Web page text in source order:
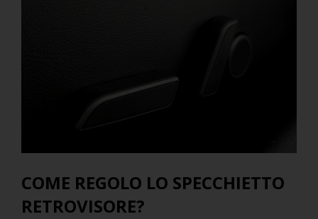
COME REGOLO LO SPECCHIETTO
RETROVISORE?